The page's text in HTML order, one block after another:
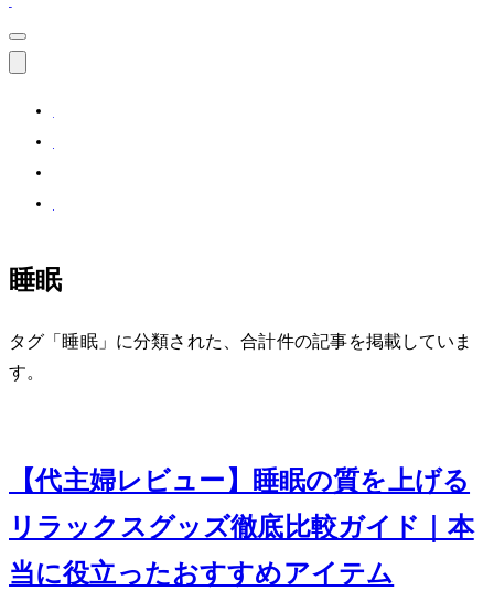
睡眠
タグ「睡眠」に分類された、合計 4 件の記事を掲載していま
す。
【40代主婦レビュー】睡眠の質を上げる
リラックスグッズ徹底比較ガイド｜本
当に役立ったおすすめアイテム